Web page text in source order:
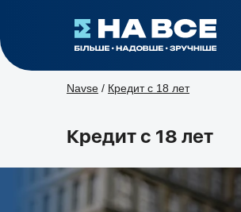
Navse / Кредит с 18 лет
Кредит с 18 лет